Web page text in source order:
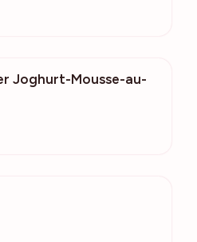
566
Joghurt-Mousse-au-